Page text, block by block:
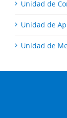
Unidad de
Unidad de
Unidad de